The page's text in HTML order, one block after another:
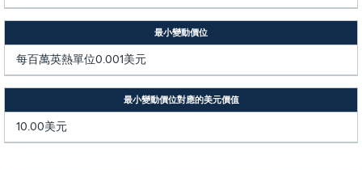
最小變動價位
每百萬英熱單位0.001美元
最小變動價位對應的美元價值
10.00美元